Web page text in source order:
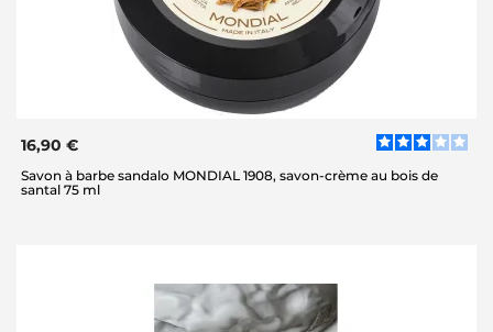
16,90 €
Savon à barbe sandalo MONDIAL 1908, savon-crème au bois de
santal 75 ml